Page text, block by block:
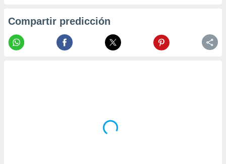
Compartir predicción